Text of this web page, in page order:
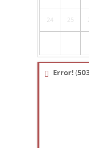
24 25
Error!(